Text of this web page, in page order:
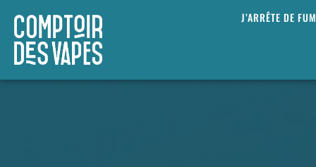
J’ARRÊTE DE